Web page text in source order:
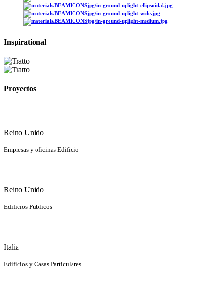
Inspirational
Proyectos
Reino Unido
Empresas y oficinas Edificio
Reino Unido
Edificios Públicos
Italia
Edificios y Casas Particulares